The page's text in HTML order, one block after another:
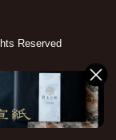
Reserved